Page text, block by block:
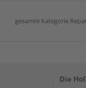
gesamte Kategorie
Die